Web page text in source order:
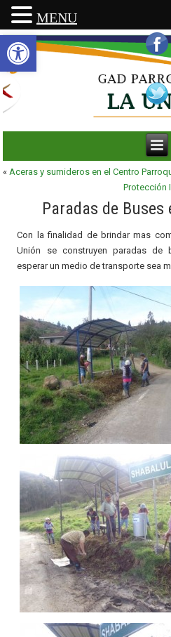
Abrir barra de herramientas
« Aceras y sumideros en el Centro
Protección
Paradas de
Con la finalidad de brindar mas
Unión se construyen paradas de
esperar un medio de transporte sea
MENU